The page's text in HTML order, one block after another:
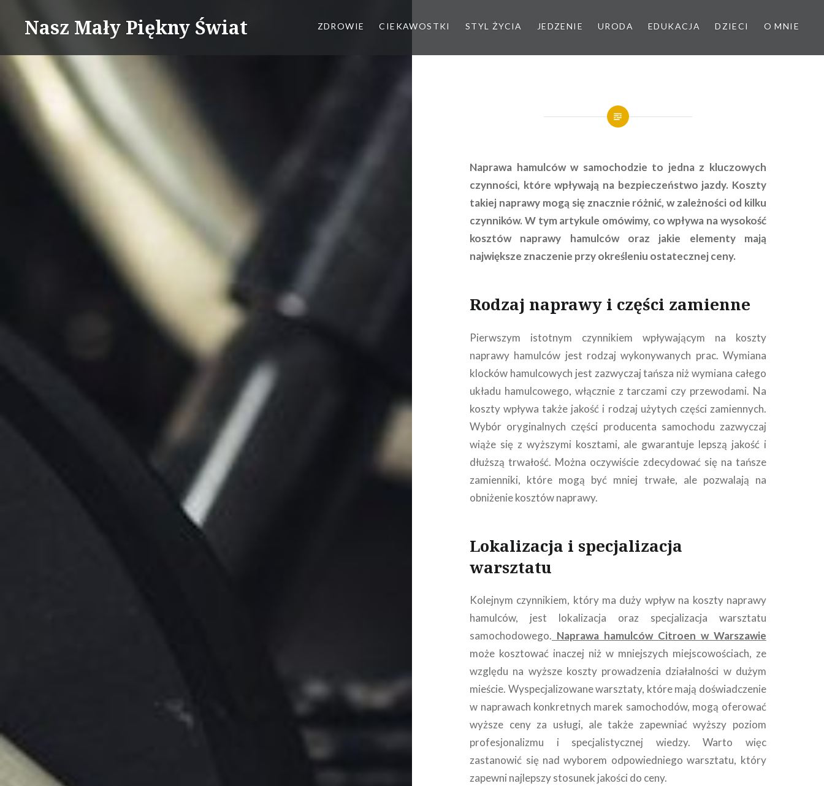
Nasz Mały Piękny Świat ZDROWIE CIEKAWOSTKI STYL ŻYCIA JEDZENIE URODA EDUKACJA DZIECI O MNIE
Naprawa hamulców w samochodzie to jedna z kluczowych
czynności, które wpływają na bezpieczeństwo jazdy. Koszty
takiej naprawy mogą się znacznie różnić, w zależności od kilku
czynników. W tym artykule omówimy, co wpływa na wysokość
kosztów naprawy hamulców oraz jakie elementy mają
największe znaczenie przy określeniu ostatecznej ceny.
Rodzaj naprawy i części zamienne
Pierwszym istotnym czynnikiem wpływającym na koszty
naprawy hamulców jest rodzaj wykonywanych prac. Wymiana
klocków hamulcowych jest zazwyczaj tańsza niż wymiana całego
układu hamulcowego, włącznie z tarczami czy przewodami. Na
koszty wpływa także jakość i rodzaj użytych części zamiennych.
Wybór oryginalnych części producenta samochodu zazwyczaj
wiąże się z wyższymi kosztami, ale gwarantuje lepszą jakość i
dłuższą trwałość. Można oczywiście zdecydować się na tańsze
zamienniki, które mogą być mniej trwałe, ale pozwalają na
obniżenie kosztów naprawy.
Lokalizacja i specjalizacja
warsztatu
Kolejnym czynnikiem, który ma duży wpływ na koszty naprawy
hamulców, jest lokalizacja oraz specjalizacja warsztatu
samochodowego. Naprawa hamulców Citroen w Warszawie
może kosztować inaczej niż w mniejszych miejscowościach, ze
względu na wyższe koszty prowadzenia działalności w dużym
mieście. Wyspecjalizowane warsztaty, które mają doświadczenie
w naprawach konkretnych marek samochodów, mogą oferować
wyższe ceny za usługi, ale także zapewniać wyższy poziom
profesjonalizmu i specjalistycznej wiedzy. Warto więc
zastanowić się nad wyborem odpowiedniego warsztatu, który
zapewni najlepszy stosunek jakości do ceny.